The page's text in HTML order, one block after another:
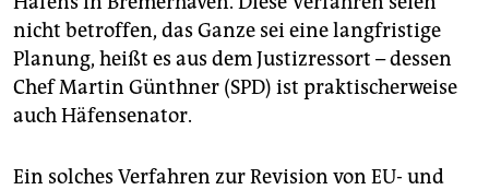
nicht betroffen, das Ganze sei eine langfristige
Planung, heißt es aus dem Justizressort – dessen
Chef Martin Günthner (SPD) ist praktischerweise
auch Häfensenator.
Ein solches Verfahren zur Revision von EU- und